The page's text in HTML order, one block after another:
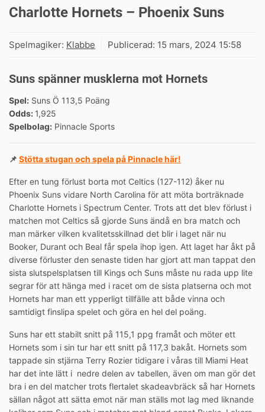
Charlotte Hornets – Phoenix Suns
Spelmagiker: Klabbe Publicerad: 15 mars, 2024 15:58
Suns spänner musklerna mot Hornets
Spel: Suns Ö 113,5 Poäng
Odds: 1,925
Spelbolag: Pinnacle Sports
📌 Stötta stugan och spela på Pinnacle här!
Efter en tung förlust borta mot Celtics (127-112) åker nu
Phoenix Suns vidare North Carolina för att möta borträknade
Charlotte Hornets i Spectrum Center. Trots att det blev förlust i
matchen mot Celtics så gjorde Suns ändå en bra match och
man märker vilken kvalitetsskillnad det blir i laget när nu
Booker, Durant och Beal får spela ihop igen. Att laget har åkt på
diverse förluster den senaste tiden har gjort att man tappat den
sista slutspelsplatsen till Kings och Suns måste nu rada upp lite
segrar för att hänga med i racet om de sista platserna och mot
Hornets har man ett ypperligt tillfälle att både vinna och
samtidigt finslipa spelet och göra en hel del poäng.
Suns har ett stabilt snitt på 115,1 ppg framåt och möter ett
Hornets som i sin tur har ett snitt på 117,3 bakåt. Hornets som
tappade sin stjärna Terry Rozier tidigare i våras till Miami Heat
har det inte lätt i nedre delen av tabellen, även om man gör det
bra i en del matcher trots flertalet skadeavbräck så har Hornets
sällan något att sätta emot när man ställs mot lag med liknande